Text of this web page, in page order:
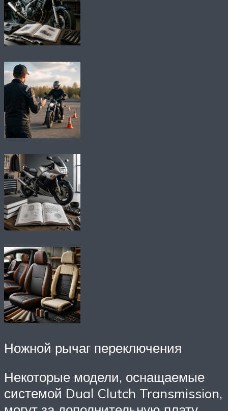
Ножной рычаг переключения
Некоторые модели, оснащаемые
системой Dual Clutch Transmission,